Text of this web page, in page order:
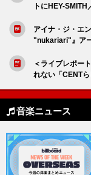
トにHEY-
アイナ・ジ・エ
"nukariari"』ア
＜ライブレポー
れない「CENT
音楽ニュース